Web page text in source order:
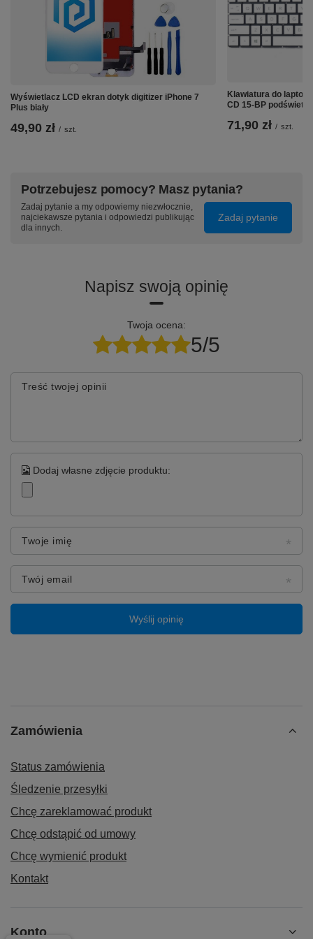
⚙️ Dane techniczne:
Wysokość zewnętrzna:105mm
⚒ Kompatybilne modele:
Spraw żeby twoje używane słuchawki, wyglądały jak
Wyświetlacz LCD ekran dotyk digitizer iPhone 7
Plus biały
49,90 zł / szt.
Klawiatura do
CD 15-BP
71,90 zł / szt.
Potrzebujesz pomocy? Masz pytania?
Zadaj pytanie a my odpowiemy niezwłocznie,
najciekawsze pytania i odpowiedzi publikując
dla innych.
Zadaj pytanie
Napisz swoją opinię
Twoja ocena:
5/5
Treść twojej opinii
Dodaj własne zdjęcie produktu:
Twoje imię
Twój email
Wyślij opinię
Zamówienia
Status zamówienia
Śledzenie przesyłki
Chcę zareklamować produkt
Chcę odstąpić od umowy
Chcę wymienić produkt
Kontakt
Konto